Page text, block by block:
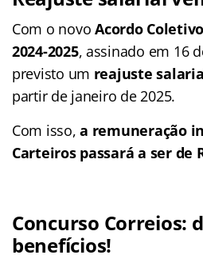
Com o novo Acordo
2024-2025, assinado em 16
previsto um reajuste
partir de janeiro de 2025.
Com isso, a remuneração
Carteiros passará a ser de
Concurso Correios:
benefícios!